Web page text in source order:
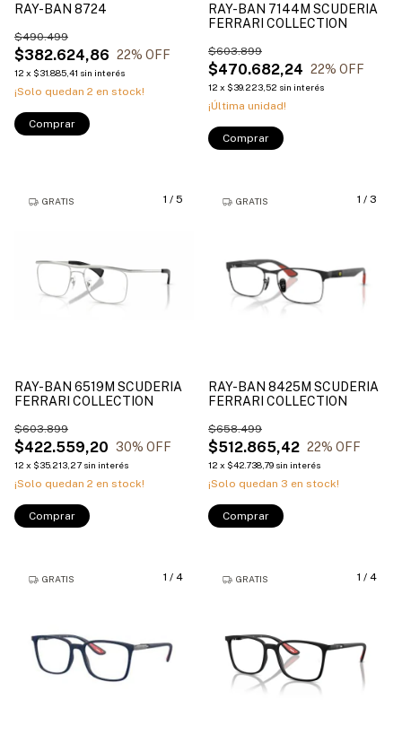
RAY-BAN 8724
$382.624,86
$490.499
22% OFF
12 x $31.885,41 sin interés
¡Solo quedan 2 en stock!
Comprar
RAY-BAN 7144M SCUDERIA
FERRARI COLLECTION
$470.682,24
$603.899
22% OFF
12 x $39.223,52 sin interés
¡Última unidad!
Comprar
1 / 5
GRATIS
RAY-BAN 6519M SCUDERIA
FERRARI COLLECTION
$422.559,20
$603.899
30% OFF
12 x $35.213,27 sin interés
¡Solo quedan 2 en stock!
Comprar
1 / 3
GRATIS
RAY-BAN 8425M SCUDERIA
FERRARI COLLECTION
$512.865,42
$658.499
22% OFF
12 x $42.738,79 sin interés
¡Solo quedan 3 en stock!
Comprar
1 / 4
GRATIS 1 / 4
GRATIS